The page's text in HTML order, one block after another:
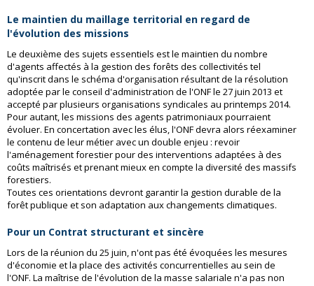
Le maintien du maillage territorial en regard de
l'évolution des missions
Le deuxième des sujets essentiels est le maintien du nombre
d'agents affectés à la gestion des forêts des collectivités tel
qu'inscrit dans le schéma d'organisation résultant de la résolution
adoptée par le conseil d'administration de l'ONF le 27 juin 2013 et
accepté par plusieurs organisations syndicales au printemps 2014.
Pour autant, les missions des agents patrimoniaux pourraient
évoluer. En concertation avec les élus, l'ONF devra alors réexaminer
le contenu de leur métier avec un double enjeu : revoir
l'aménagement forestier pour des interventions adaptées à des
coûts maîtrisés et prenant mieux en compte la diversité des massifs
forestiers.
Toutes ces orientations devront garantir la gestion durable de la
forêt publique et son adaptation aux changements climatiques.
Pour un Contrat structurant et sincère
Lors de la réunion du 25 juin, n'ont pas été évoquées les mesures
d'économie et la place des activités concurrentielles au sein de
l'ONF. La maîtrise de l'évolution de la masse salariale n'a pas non